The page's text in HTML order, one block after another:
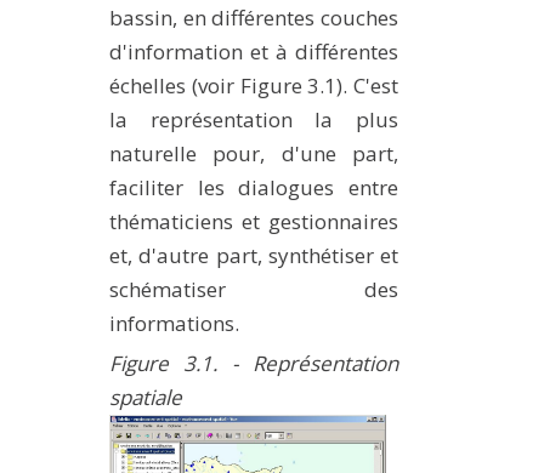
bassin, en différentes couches
d'information et à différentes
échelles (voir Figure 3.1). C'est
la représentation la plus
naturelle pour, d'une part,
faciliter les dialogues entre
thématiciens et gestionnaires
et, d'autre part, synthétiser et
schématiser des
informations.
Figure 3.1. - Représentation
spatiale